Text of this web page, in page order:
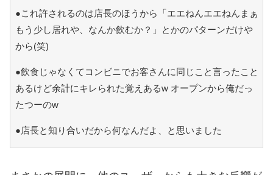
●これ許されるのは店長のほうから「エエねんエエねんまぁ
もう少し居れや、なんか飲むか？」とかのパターンだけや
から(笑)
●飲食じゃなくてコンビニでお客さんに同じこと言ったこと
あるけど余計にキレられた覚えあるw オープンから俺だっ
たつーのw
●店長と知り合いだから何なんだよ、と思いました